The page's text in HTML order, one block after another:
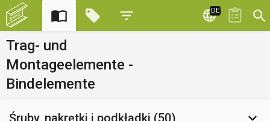
DE
Trag- und
Montageelemente -
Bindelemente
Śruby, nakrętki i podkładki (50)